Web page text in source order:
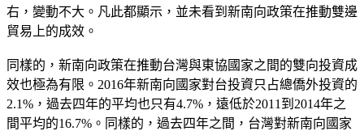
右，變動不大。凡此都顯示，並未看到新南向政策在推動雙邊
貿易上的成效。
同樣的，新南向政策在推動台灣與東協國家之間的雙向投資成
效也極為有限。2016年新南向國家對台投資只占總僑外投資的
2.1%，過去四年的平均也只有4.7%，遠低於2011到2014年之
間平均的16.7%。同樣的，過去四年之間，台灣對新南向國家